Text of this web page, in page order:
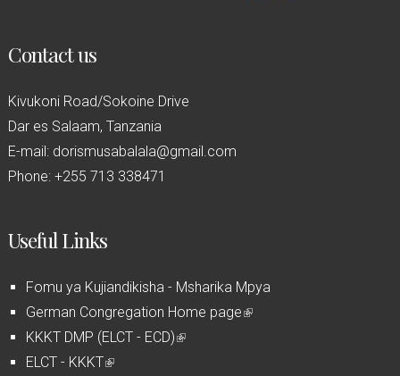
Contact us
Kivukoni Road/Sokoine Drive
Dar es Salaam, Tanzania
E-mail: dorismusabalala@gmail.com
Phone: +255 713 338471
Useful Links
Fomu ya Kujiandikisha - Msharika Mpya
German Congregation Home page(
KKKT DMP (ELCT - ECD)(
ELCT - KKKT(